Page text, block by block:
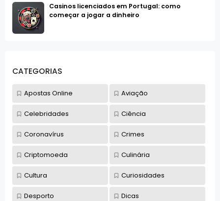
Casinos licenciados em Portugal: como
começar a jogar a dinheiro
CATEGORIAS
Apostas Online Aviação
Celebridades Ciência
Coronavírus Crimes
Criptomoeda Culinária
Cultura Curiosidades
Desporto Dicas